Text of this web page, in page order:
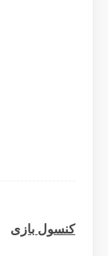
کنسول بازی